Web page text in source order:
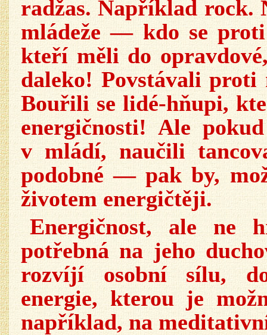
radžas. Například rock.
mládeže — kdo se
kteří měli do
daleko! Povstávali proti
Bouřili se lidé-hňupi,
energičnosti! Ale
v mládí, naučili
podobné — pak by,
životem energičtěji.
Energičnost, ale ne
potřebná na jeho
rozvíjí osobní sílu,
energie, kterou je
například, na